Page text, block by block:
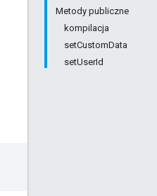
Metody publiczne
kompilacja
setCustomData
setUserId